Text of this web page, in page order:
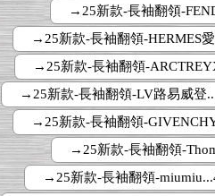
→25新款-長袖翻領-
→25新款-長袖翻領-HERMES
→25新款-長袖翻領-
→25新款-長袖翻領-LV路易威登
→25新款-長袖翻領-
→25新款-長袖翻領-
→25新款-長袖翻領-